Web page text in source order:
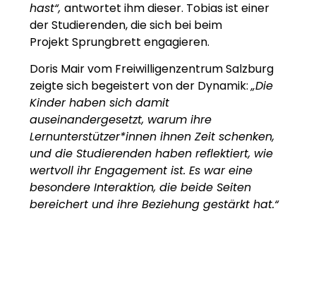
hast“, antwortet ihm dieser. Tobias ist einer
der Studierenden, die sich bei beim
Projekt Sprungbrett engagieren.
Doris Mair vom Freiwilligenzentrum Salzburg
zeigte sich begeistert von der Dynamik:„Die
Kinder haben sich damit
auseinandergesetzt, warum ihre
Lernunterstützer*innen ihnen Zeit schenken,
und die Studierenden haben reflektiert, wie
wertvoll ihr Engagement ist. Es war eine
besondere Interaktion, die beide Seiten
bereichert und ihre Beziehung gestärkt hat.“